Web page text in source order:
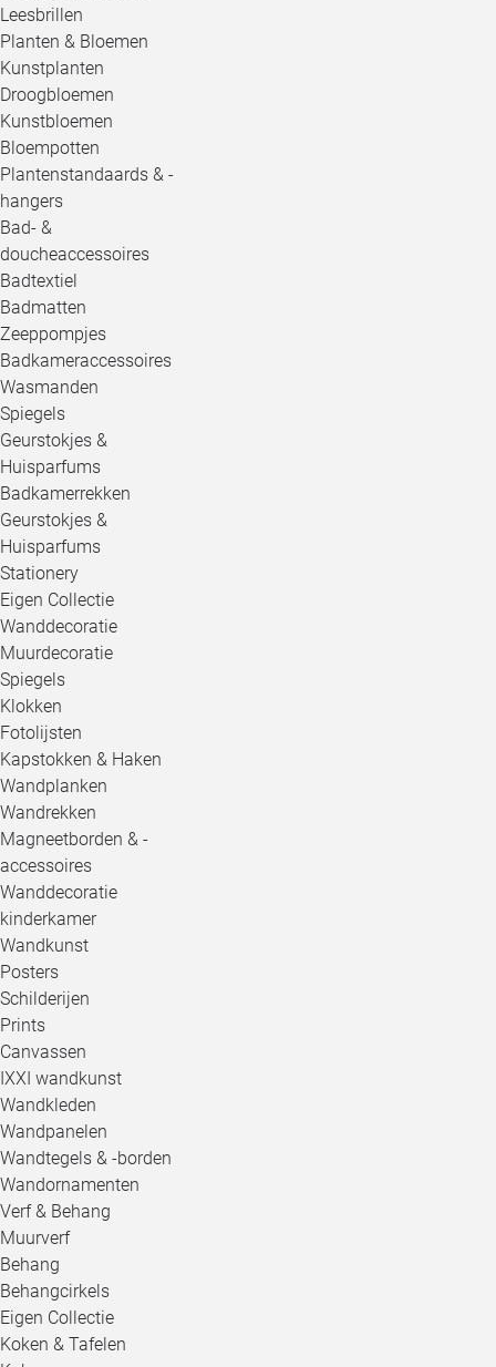
Leesbrillen
Planten & Bloemen
Kunstplanten
Droogbloemen
Kunstbloemen
Bloempotten
Plantenstandaards & -
hangers
Bad- &
doucheaccessoires
Badtextiel
Badmatten
Zeeppompjes
Badkameraccessoires
Wasmanden
Spiegels
Geurstokjes &
Huisparfums
Badkamerrekken
Geurstokjes &
Huisparfums
Stationery
Eigen Collectie
Wanddecoratie
Muurdecoratie
Spiegels
Klokken
Fotolijsten
Kapstokken & Haken
Wandplanken
Wandrekken
Magneetborden & -
accessoires
Wanddecoratie
kinderkamer
Wandkunst
Posters
Schilderijen
Prints
Canvassen
IXXI wandkunst
Wandkleden
Wandpanelen
Wandtegels & -borden
Wandornamenten
Verf & Behang
Muurverf
Behang
Behangcirkels
Eigen Collectie
Koken & Tafelen